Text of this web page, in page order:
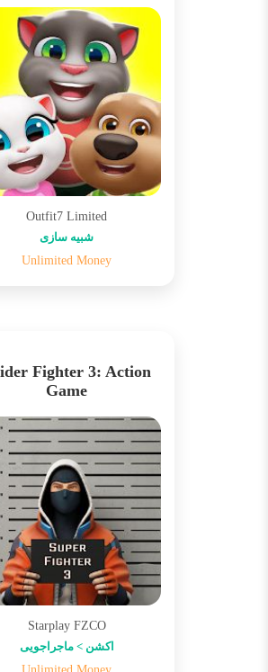
Outfit7 Limited
شبیه سازی
Unlimited Money
Fighter 3: Action
Game
Starplay FZCO
اکشن > ماجراجویی